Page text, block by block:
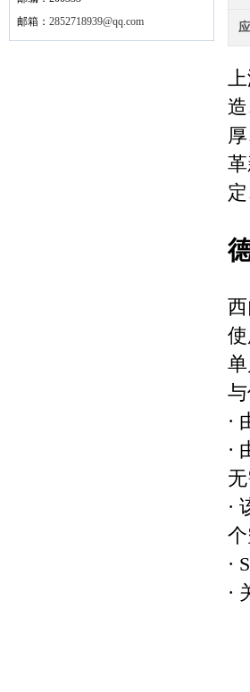
邮箱： 2852718939@qq.com
·
·
·
个
·
·